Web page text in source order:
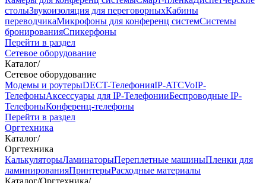
столыЗвукоизоляция для переговорныхКабины
переводчикаМикрофоны для конференц системСистемы
бронированияСпикерфоны
Перейти в раздел
Сетевое оборудование
Каталог/
Сетевое оборудование
Модемы и роутерыDECT-ТелефонияIP-ATCVoIP-
ТелефоныАксессуары для IP-ТелефонииБеспроводные IP-
ТелефоныКонференц-телефоны
Перейти в раздел
Оргтехника
Каталог/
Оргтехника
КалькуляторыЛаминаторыПереплетные машиныПленки для
ламинированияПринтерыРасходные материалы
Каталог/Оргтехника/